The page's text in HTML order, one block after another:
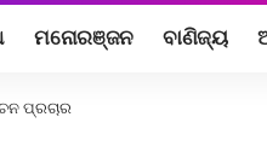
ମନୋରଞ୍ଜନ ବାଣିଜ୍ୟ
ପ୍ରଚାର